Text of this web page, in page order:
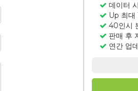
데이터
Up 최대
40인시
판매 후
연간 업